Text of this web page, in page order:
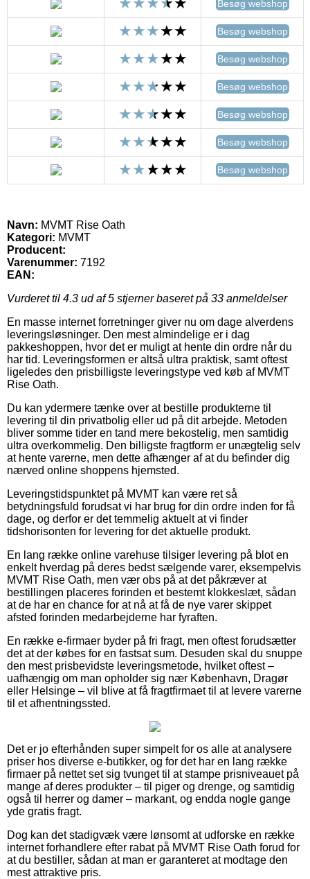
Besøg webshop
Besøg webshop
Besøg webshop
Besøg webshop
Besøg webshop
Besøg webshop
Besøg webshop
Navn: MVMT Rise Oath
Kategori: MVMT
Producent:
Varenummer: 7192
EAN:
Vurderet til 4.3 ud af 5 stjerner baseret på 33 anmeldelser
En masse internet forretninger giver nu om dage alverdens
leveringsløsninger. Den mest almindelige er i dag
pakkeshoppen, hvor det er muligt at hente din ordre når du
har tid. Leveringsformen er altså ultra praktisk, samt oftest
ligeledes den prisbilligste leveringstype ved køb af MVMT
Rise Oath.
Du kan ydermere tænke over at bestille produkterne til
levering til din privatbolig eller ud på dit arbejde. Metoden
bliver somme tider en tand mere bekostelig, men samtidig
ultra overkommelig. Den billigste fragtform er unægtelig selv
at hente varerne, men dette afhænger af at du befinder dig
nærved online shoppens hjemsted.
Leveringstidspunktet på MVMT kan være ret så
betydningsfuld forudsat vi har brug for din ordre inden for få
dage, og derfor er det temmelig aktuelt at vi finder
tidshorisonten for levering for det aktuelle produkt.
En lang række online varehuse tilsiger levering på blot en
enkelt hverdag på deres bedst sælgende varer, eksempelvis
MVMT Rise Oath, men vær obs på at det påkræver at
bestillingen placeres forinden et bestemt klokkeslæt, sådan
at de har en chance for at nå at få de nye varer skippet
afsted forinden medarbejderne har fyraften.
En række e-firmaer byder på fri fragt, men oftest forudsætter
det at der købes for en fastsat sum. Desuden skal du snuppe
den mest prisbevidste leveringsmetode, hvilket oftest –
uafhængig om man opholder sig nær København, Dragør
eller Helsinge – vil blive at få fragtfirmaet til at levere varerne
til et afhentningssted.
Det er jo efterhånden super simpelt for os alle at analysere
priser hos diverse e-butikker, og for det har en lang række
firmaer på nettet set sig tvunget til at stampe prisniveauet på
mange af deres produkter – til piger og drenge, og samtidig
også til herrer og damer – markant, og endda nogle gange
yde gratis fragt.
Dog kan det stadigvæk være lønsomt at udforske en række
internet forhandlere efter rabat på MVMT Rise Oath forud for
at du bestiller, sådan at man er garanteret at modtage den
mest attraktive pris.